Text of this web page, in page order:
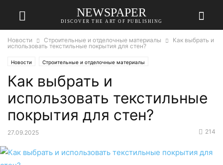
NEWSPAPER
DISCOVER THE ART OF PUBLISHING
Новости Строительные и отделочные материалы
Как выбрать и
использовать текстильные покрытия для стен?
Новости Строительные и отделочные материалы
Как выбрать и
использовать текстильные
покрытия для стен?
27.09.2025 214